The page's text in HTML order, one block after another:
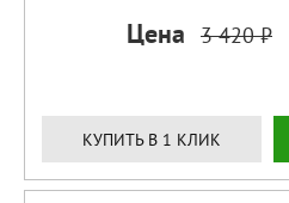
Цена 3 420 ₽
КУПИТЬ В 1 КЛИК